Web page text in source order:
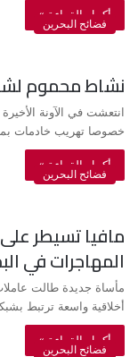
أكمل القراءة »
فضائح البحرين
نشاط محموم
انتعشت في الآونة
خصوصا تهريب خادمات
أكمل القراءة »
فضائح البحرين
مافيا تسيطر
المهاجرات في
مأساة جديدة طالت
أخلاقية واسعة ترتبط
أكمل القراءة »
فضائح البحرين